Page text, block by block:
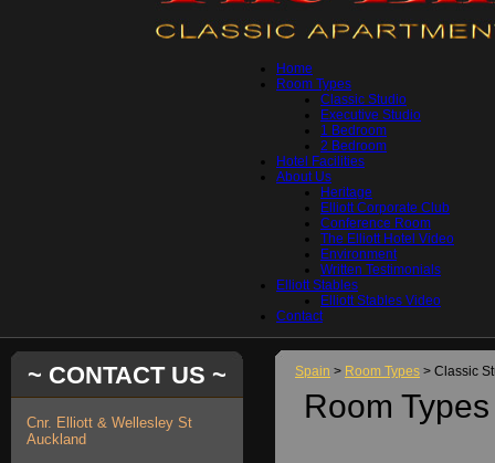
Home
Room Types
Classic Studio
Executive Studio
1 Bedroom
2 Bedroom
Hotel Facilities
About Us
Heritage
Elliott Corporate Club
Conference Room
The Elliott Hotel Video
Environment
Written Testimonials
Elliott Stables
Elliott Stables Video
Contact
Spain > Room Types > Classic
Room
~ CONTACT US ~
Cnr. Elliott & Wellesley St
Auckland